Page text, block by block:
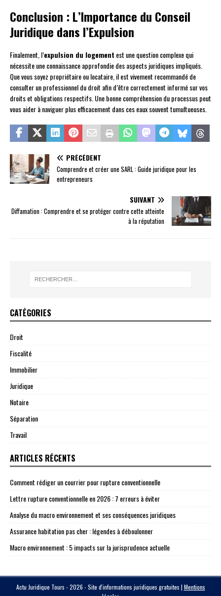
Conclusion : L’Importance du Conseil
Juridique dans l’Expulsion
Finalement, l’expulsion du logement est une question complexe qui
nécessite une connaissance approfondie des aspects juridiques impliqués.
Que vous soyez propriétaire ou locataire, il est vivement recommandé de
consulter un professionnel du droit afin d’être correctement informé sur vos
droits et obligations respectifs. Une bonne compréhension du processus peut
vous aider à naviguer plus efficacement dans ces eaux souvent tumultueuses.
PRÉCÉDENT
Comprendre et créer une SARL : Guide juridique pour les
entrepreneurs
SUIVANT
Diffamation : Comprendre et se protéger contre cette atteinte
à la réputation
CATÉGORIES
Droit
Fiscalité
Immobilier
Juridique
Notaire
Séparation
Travail
ARTICLES RÉCENTS
Comment rédiger un courrier pour rupture conventionnelle
Lettre rupture conventionnelle en 2026 : 7 erreurs à éviter
Analyse du macro environnement et ses conséquences juridiques
Assurance habitation pas cher : légendes à déboulonner
Macro environnement : 5 impacts sur la jurisprudence actuelle
Actu Juridique Tours - 2026 - Site d'informations juridiques gratuites | Mentions